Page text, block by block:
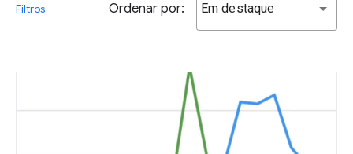
Filtros Ordenar por: Em destaque